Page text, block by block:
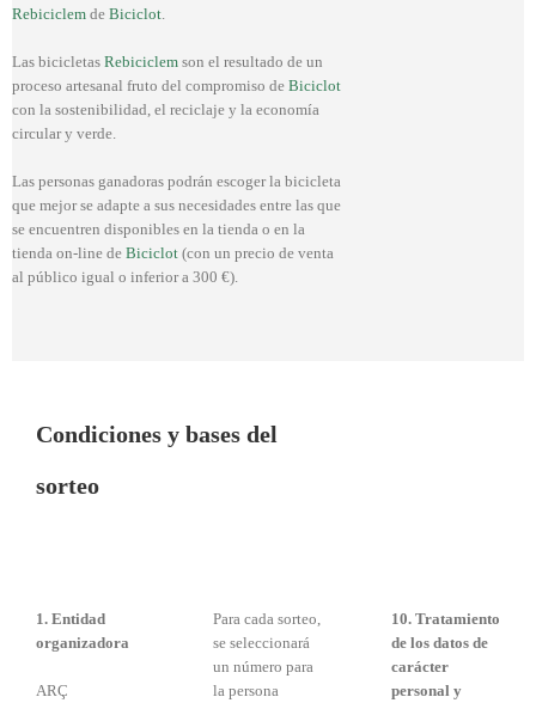
Rebiciclem de Biciclot
Las bicicletas Rebiciclem son el resultado de un
proceso artesanal fruto del compromiso de Biciclot
con la sostenibilidad, el reciclaje y la economía
circular y verde.
Las personas ganadoras podrán escoger la bicicleta
que mejor se adapte a sus necesidades entre las que
se encuentren disponibles en la tienda o en la
tienda on-line de Biciclot (con un precio de venta
al público igual o inferior a 300 €).
Condiciones y bases del
sorteo
1. Entidad
organizadora
ARÇ
Para cada sorteo,
se seleccionará
un número para
la persona
10. Tratamiento
de los datos de
carácter
personal y